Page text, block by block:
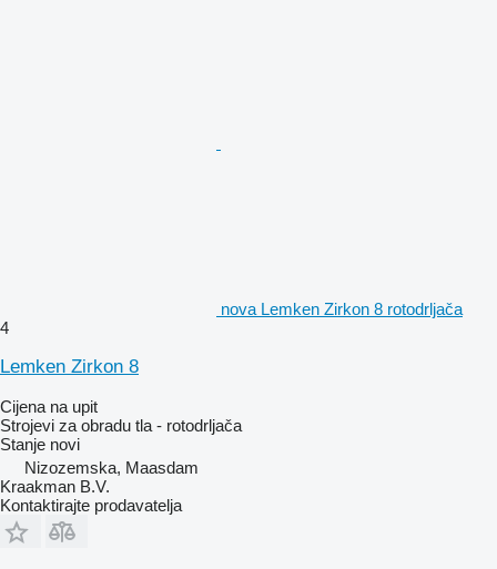
nova Lemken Zirkon 8 rotodrljača
4
Lemken Zirkon 8
Cijena na upit
Strojevi za obradu tla - rotodrljača
Stanje novi
Nizozemska, Maasdam
Kraakman B.V.
Kontaktirajte prodavatelja